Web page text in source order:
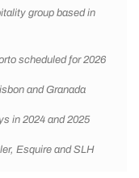
group based in
scheduled for 2026
and Granada
in 2024 and 2025
Esquire and SLH